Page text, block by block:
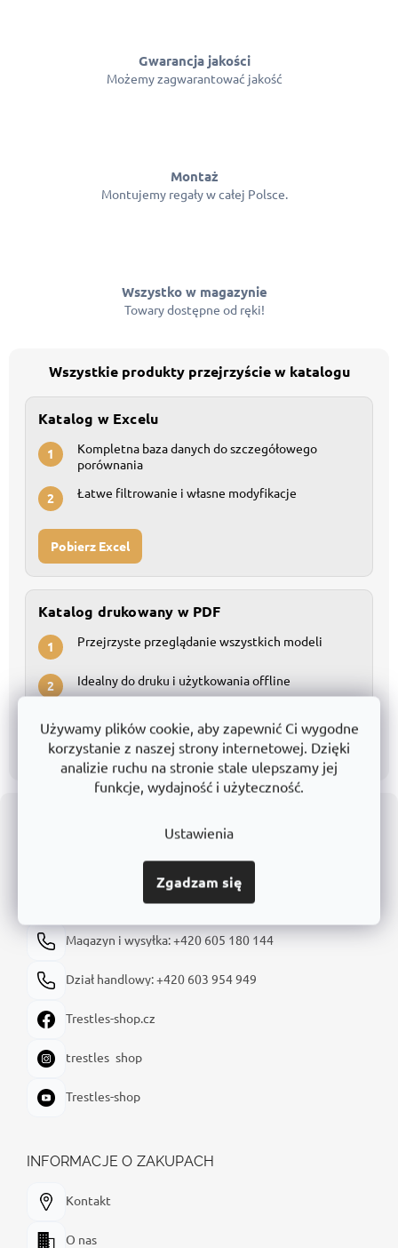
Używamy plików cookie, aby zapewnić Ci wygodne
korzystanie z naszej strony internetowej. Dzięki
analizie ruchu na stronie stale ulepszamy jej
funkcje, wydajność i użyteczność.
Ustawienia
Zgadzam się
Gwarancja jakości
Możemy zagwarantować jakość
Montaż
Montujemy regały w całej Polsce.
Wszystko w magazynie
Towary dostępne od ręki!
Wszystkie produkty przejrzyście w katalogu
Katalog w Excelu
1
Kompletna baza danych do szczegółowego
porównania
2 Łatwe filtrowanie i własne modyfikacje
Pobierz Excel
Katalog drukowany w PDF
1 Przejrzyste przeglądanie wszystkich modeli
2 Idealny do druku i użytkowania offline
Pobierz PDF
shop@trestles.pl
Magazyn i wysyłka: +420 605 180 144
Dział handlowy: +420 603 954 949
Trestles-shop.cz
trestles_shop
Trestles-shop
INFORMACJE O ZAKUPACH
Kontakt
O nas